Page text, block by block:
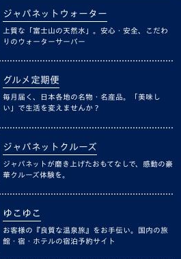
ジャパネットウォーター
上質な「富士山の天然水」。安心・安全、こだわ
りのウォーターサーバー
グルメ定期便
毎月届く、日本各地の名物・名産品。「美味し
い」で生活を変えませんか？
ジャパネットクルーズ
ジャパネットが磨き上げたおもてなしで、感動の豪
華クルーズ体験を。
ゆこゆこ
お客様の『良質な温泉旅』をお手伝い。国内の旅
館・宿・ホテルの宿泊予約サイト